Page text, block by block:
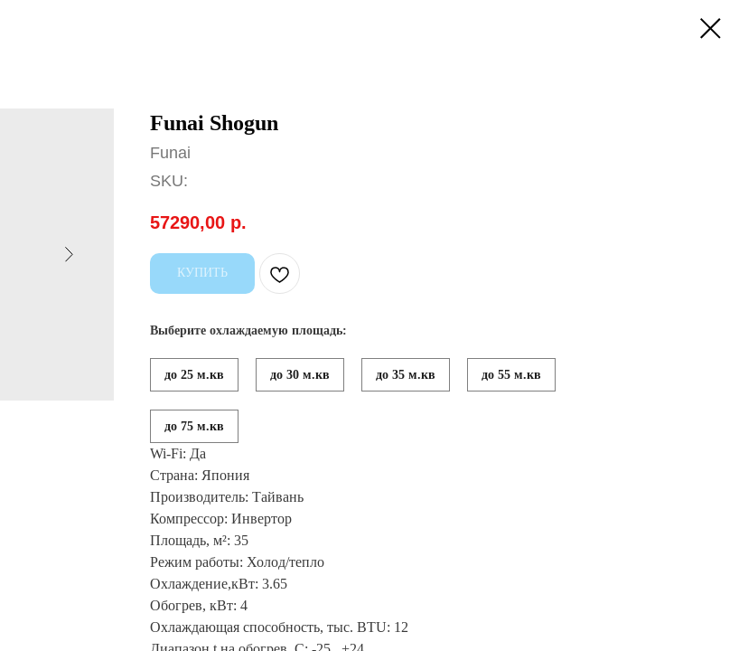
Funai Shogun
Funai
SKU:
57290,00 р.
КУПИТЬ
Выберите охлаждаемую площадь:
до 25 м.кв до 30 м.кв до 35 м.кв до 55 м.кв
до 75 м.кв
Wi-Fi: Да
Страна: Япония
Производитель: Тайвань
Компрессор: Инвертор
Площадь, м²: 35
Режим работы: Холод/тепло
Охлаждение,кВт: 3.65
Обогрев, кВт: 4
Охлаждающая способность, тыс. BTU: 12